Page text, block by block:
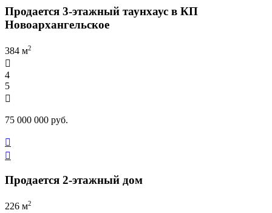
Продается 3-этажный таунхаус в КП
Новоархангельское
384 м2

4
5

75 000 000 руб.


Продается 2-этажный дом
226 м2